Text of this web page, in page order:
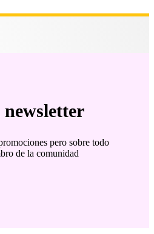
newsletter
pero sobre todo
de la comunidad